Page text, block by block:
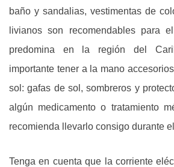
baño y sandalias, vestimentas de
livianos son recomendables para
predomina en la región del
importante tener a la mano
sol: gafas de sol, sombreros y
algún medicamento o tratamiento
recomienda llevarlo consigo durante
Tenga en cuenta que la corriente